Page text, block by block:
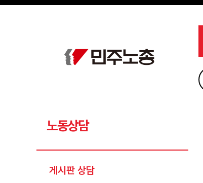
메뉴 건너뛰기
노동상담
게시판 상담
권리찾기수첩 검색
찾아보기
노동조합 가입 안내
Sketchbook5, 스케치북5
Sketchbook5, 스케치북5